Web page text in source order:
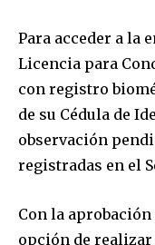
Join our
To subscribe, simply
or click the subscribe
safe with us.
Para acceder a la
Licencia para
con registro
de su Cédula de
observación
registradas en el
Con la
opción de